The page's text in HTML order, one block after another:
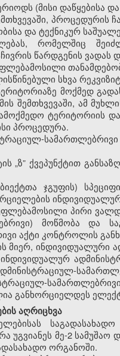
(მისი დაწყებისა და
, პროცედურის
და ტექნიკურ
, რომელშიც
წარდგენის ვადას
სხვა
მოქმედ
შემთხვევაში, ამ
ტერიტორიის
პროცედურა.
-სამართლებრივი
„ზ” ქვეპუნქტით
ჯგუფის)
პირი
) მოწმობა და
აქტი კონტროლის
მიერ,ინდივიდუალური
ინდივიდუალურ
-
-
განხორციელდეს
აღრიცხვა
უგვიანეს მე-2
ორგანოში.